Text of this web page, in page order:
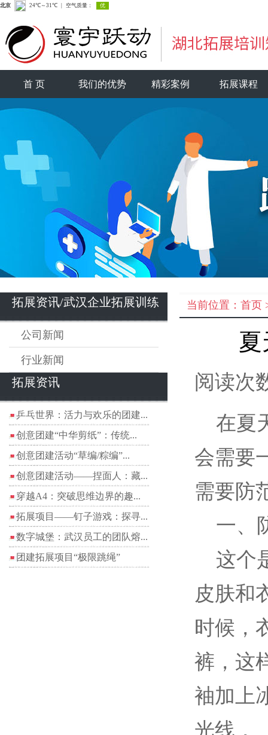
首 页 我们的优势 精彩案例 拓展课程
拓展资讯/武汉企业拓展训练
公司新闻
行业新闻
拓展资讯
乒乓世界：活力与欢乐的团建...
创意团建“中华剪纸”：传统...
创意团建活动“草编/粽编”...
创意团建活动——捏面人：藏...
穿越A4：突破思维边界的趣...
拓展项目——钉子游戏：探寻...
数字城堡：武汉员工的团队熔...
团建拓展项目“极限跳绳”
当前位置： 首页
阅读次
在夏
会需要
需要防
一、
这个
皮肤和
时候，
裤，这
袖加上
光线，